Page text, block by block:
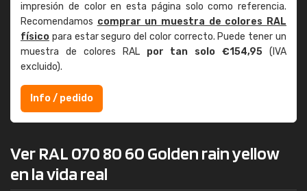
impresión de color en esta página solo como referencia.
Recomendamos comprar un muestra de colores RAL
físico para estar seguro del color correcto. Puede tener un
muestra de colores RAL por tan solo €154,95 (IVA
excluido).
Info / pedido
Ver RAL 070 80 60 Golden rain yellow
en la vida real